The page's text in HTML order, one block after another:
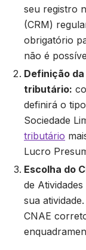
seu registro
(CRM)
obrigatório
não é
Definição
tributário:
definirá o
Sociedade
tributário
Lucro
Escolha do
de
sua
CNAE